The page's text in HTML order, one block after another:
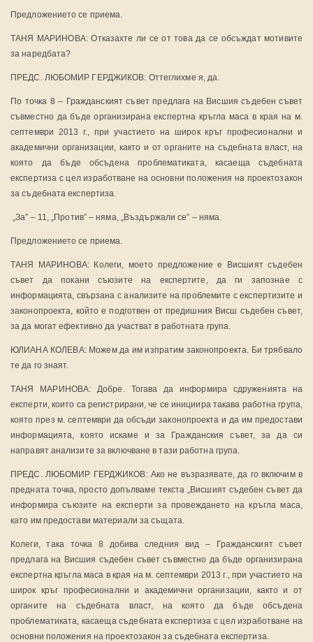
Предложението се приема.
ТАНЯ МАРИНОВА: Отказахте ли се от това да се обсъждат мотивите
за наредбата?
ПРЕДС. ЛЮБОМИР ГЕРДЖИКОВ: Оттеглихме я, да.
По точка 8 – Гражданският съвет предлага на Висшия съдебен съвет
съвместно да бъде организирана експертна кръгла маса в края на м.
септември 2013 г., при участието на широк кръг професионални и
академични организации, както и от органите на съдебната власт, на
която да бъде обсъдена проблематиката, касаеща съдебната
експертиза с цел изработване на основни положения на проектозакон
за съдебната експертиза.
„За” – 11, „Против” – няма, „Въздържали се” – няма.
Предложението се приема.
ТАНЯ МАРИНОВА: Колеги, моето предложение е Висшият съдебен
съвет да покани съюзите на експертите, да ги запознае с
информацията, свързана с анализите на проблемите с експертизите и
законопроекта, който е подготвен от предишния Висш съдебен съвет,
за да могат ефективно да участват в работната група.
ЮЛИАНА КОЛЕВА: Можем да им изпратим законопроекта. Би трябвало
те да го знаят.
ТАНЯ МАРИНОВА: Добре. Тогава да информира сдруженията на
експерти, които са регистрирани, че се инициира такава работна група,
която през м. септември да обсъди законопроекта и да им предостави
информацията, която искаме и за Гражданския съвет, за да си
направят анализите за включване в тази работна група.
ПРЕДС. ЛЮБОМИР ГЕРДЖИКОВ: Ако не възразявате, да го включим в
предната точка, просто допълваме текста „Висшият съдебен съвет да
информира съюзите на експерти за провеждането на кръгла маса,
като им предостави материали за същата.
Колеги, така точка 8 добива следния вид – Гражданският съвет
предлага на Висшия съдебен съвет съвместно да бъде организирана
експертна кръгла маса в края на м. септември 2013 г., при участието на
широк кръг професионални и академични организации, както и от
органите на съдебната власт, на която да бъде обсъдена
проблематиката, касаеща съдебната експертиза с цел изработване на
основни положения на проектозакон за съдебната експертиза.